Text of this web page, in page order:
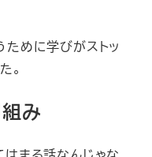
めに学びがストッ
。
み